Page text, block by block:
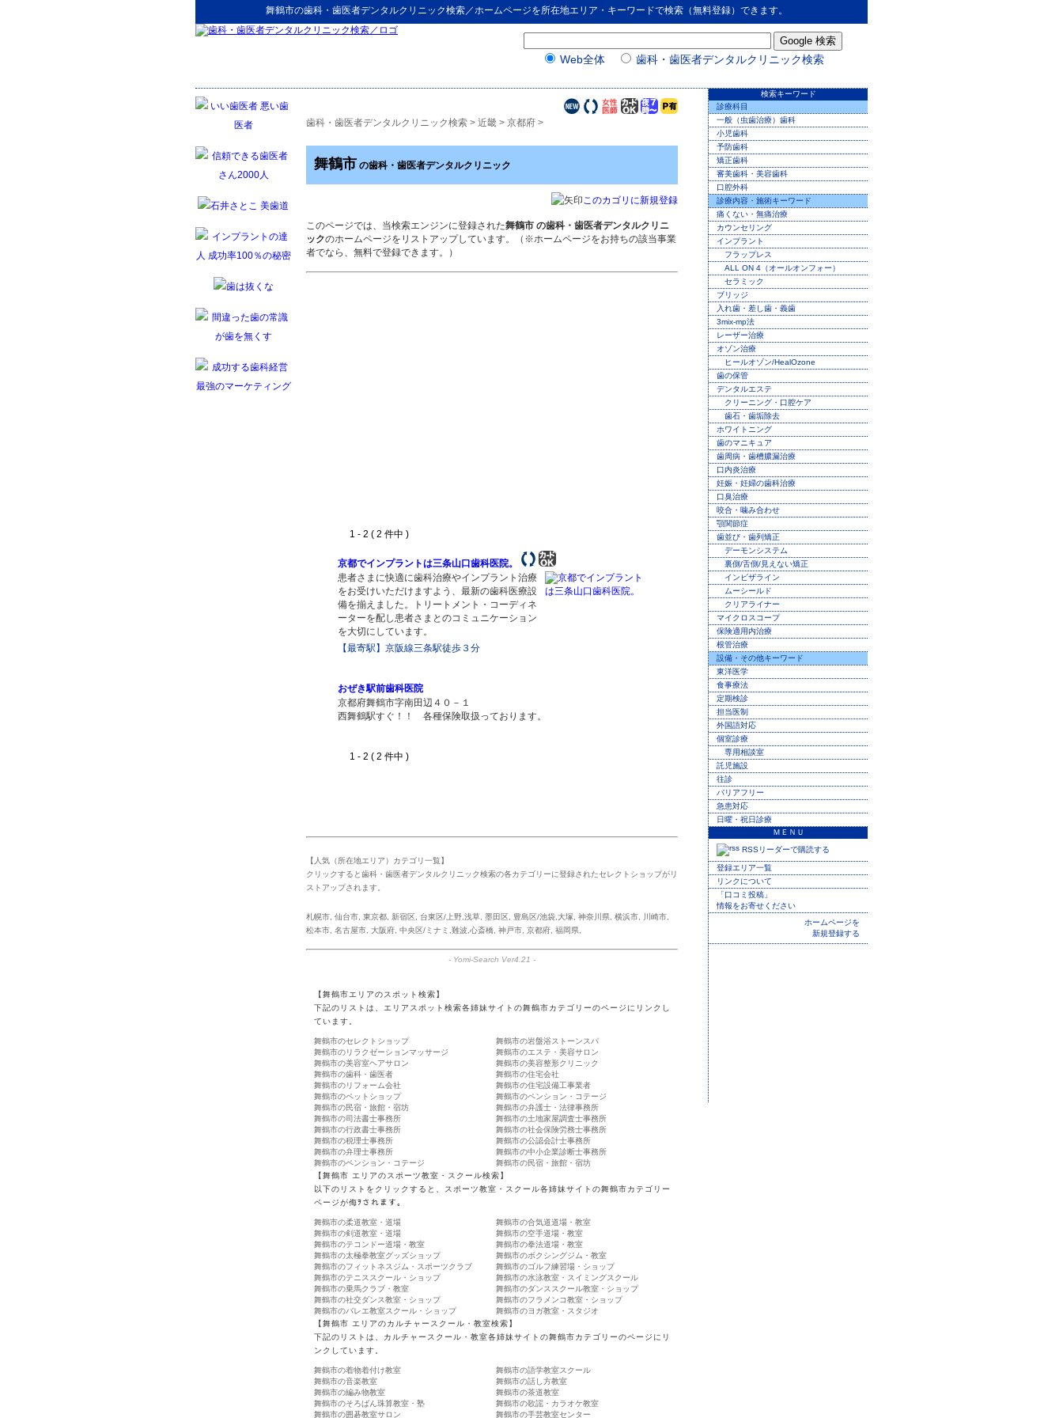
舞鶴市の歯科・歯医者デンタルクリニック検索／ホームページを所在地エリア・キーワードで検索（無料登録）できます。
Web全体 歯科・歯医者デンタルクリニック検索
歯科・歯医者デンタルクリニック検索 > 近畿 > 京都府 >
舞鶴市 の歯科・歯医者デンタルクリニック
このカゴリに新規登録
このページでは、当検索エンジンに登録された舞鶴市 の歯科・歯医者デンタルクリニ
ックのホームページをリストアップしています。（※ホームページをお持ちの該当事業
者でなら、無料で登録できます。）
1 - 2 ( 2 件中 )
京都でインプラントは三条山口歯科医院。
患者さまに快適に歯科治療やインプラント治療
をお受けいただけますよう、最新の歯科医療設
備を揃えました。トリートメント・コーディネ
ーターを配し患者さまとのコミュニケーション
を大切にしています。
【最寄駅】京阪線三条駅徒歩３分
おぜき駅前歯科医院
京都府舞鶴市字南田辺４０－１
西舞鶴駅すぐ！！ 各種保険取扱っております。
1 - 2 ( 2 件中 )
【人気（所在地エリア）カテゴリ一覧】
クリックすると歯科・歯医者デンタルクリニック検索の各カテゴリーに登録されたセレクトショップがリ
ストアップされます。
札幌市 仙台市 東京都 新宿区 台東区/上野,浅草 墨田区 豊島区/池袋,大塚 神奈川県 横浜市 川崎市
松本市 名古屋市 大阪府 中央区/ミナミ,難波,心斎橋 神戸市 京都府 福岡県
- Yomi-Search Ver4.21 -
【舞鶴市エリアのスポット検索】
下記のリストは、エリアスポット検索各姉妹サイトの舞鶴市カテゴリーのページにリンクし
ています。
舞鶴市のセレクトショップ
舞鶴市の岩盤浴ストーンスパ
舞鶴市のリラクゼーションマッサージ
舞鶴市のエステ・美容サロン
舞鶴市の美容室ヘアサロン
舞鶴市の美容整形クリニック
舞鶴市の歯科・歯医者
舞鶴市の住宅会社
舞鶴市のリフォーム会社
舞鶴市の住宅設備工事業者
舞鶴市のペットショップ
舞鶴市のペンション・コテージ
舞鶴市の民宿・旅館・宿坊
舞鶴市の弁護士・法律事務所
舞鶴市の司法書士事務所
舞鶴市の土地家屋調査士事務所
舞鶴市の行政書士事務所
舞鶴市の社会保険労務士事務所
舞鶴市の税理士事務所
舞鶴市の公認会計士事務所
舞鶴市の弁理士事務所
舞鶴市の中小企業診断士事務所
舞鶴市のペンション・コテージ
舞鶴市の民宿・旅館・宿坊
【舞鶴市 エリアのスポーツ教室・スクール検索】
以下のリストをクリックすると、スポーツ教室・スクール各姉妹サイトの舞鶴市カテゴリー
ページが侮ｦされます。
舞鶴市の柔道教室・道場
舞鶴市の合気道道場・教室
舞鶴市の剣道教室・道場
舞鶴市の空手道場・教室
舞鶴市のテコンドー道場・教室
舞鶴市の拳法道場・教室
舞鶴市の太極拳教室グッズショップ
舞鶴市のボクシングジム・教室
舞鶴市のフィットネスジム・スポーツクラブ
舞鶴市のゴルフ練習場・ショップ
舞鶴市のテニススクール・ショップ
舞鶴市の水泳教室・スイミングスクール
舞鶴市の乗馬クラブ・教室
舞鶴市のダンススクール教室・ショップ
舞鶴市の社交ダンス教室・ショップ
舞鶴市のフラメンコ教室・ショップ
舞鶴市のバレエ教室スクール・ショップ
舞鶴市のヨガ教室・スタジオ
【舞鶴市 エリアのカルチャースクール・教室検索】
下記のリストは、カルチャースクール・教室各姉妹サイトの舞鶴市カテゴリーのページにリ
ンクしています。
舞鶴市の着物着付け教室
舞鶴市の語学教室スクール
舞鶴市の音楽教室
舞鶴市の話し方教室
舞鶴市の編み物教室
舞鶴市の茶道教室
舞鶴市のそろばん珠算教室・塾
舞鶴市の歌謡・カラオケ教室
舞鶴市の囲碁教室サロン
舞鶴市の手芸教室センター
検索キーワード
診療科目
一般（虫歯治療）歯科
小児歯科
予防歯科
矯正歯科
審美歯科・美容歯科
口腔外科
診療内容・施術キーワード
痛くない・無痛治療
カウンセリング
インプラント
フラップレス
ALL ON 4（オールオンフォー）
セラミック
ブリッジ
入れ歯・差し歯・義歯
3mix-mp法
レーザー治療
オゾン治療
ヒールオゾン/HealOzone
歯の保管
デンタルエステ
クリーニング・口腔ケア
歯石・歯垢除去
ホワイトニング
歯のマニキュア
歯周病・歯槽膿漏治療
口内炎治療
妊娠・妊婦の歯科治療
口臭治療
咬合・噛み合わせ
顎関節症
歯並び・歯列矯正
デーモンシステム
裏側/舌側/見えない矯正
インビザライン
ムーシールド
クリアライナー
マイクロスコープ
保険適用内治療
根管治療
設備・その他キーワード
東洋医学
食事療法
定期検診
担当医制
外国語対応
個室診療
専用相談室
託児施設
往診
バリアフリー
急患対応
日曜・祝日診療
ＭＥＮＵ
RSSリーダーで購読する
登録エリア一覧
リンクについて
「口コミ投稿」
情報をお寄せください
ホームページを
新規登録する